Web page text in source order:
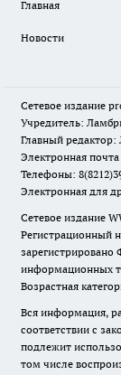
Главная
Новости
Сетевое издание
Учредитель:
Главный
Электронная
Телефоны:
Электронная для
Сетевое издание
Регистрационный
зарегистрировано
информационных
Возрастная
Вся информация,
соответствии с
подлежит
том числе